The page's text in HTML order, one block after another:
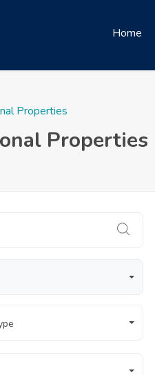
Home
Properties
Properties